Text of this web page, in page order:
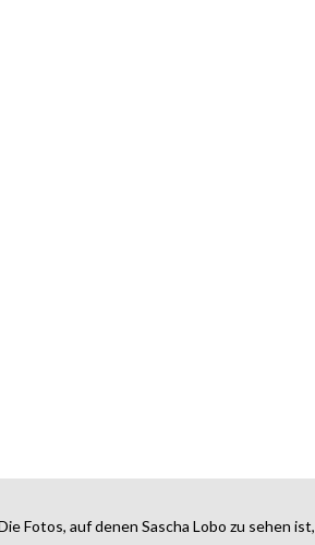
Fotos, auf denen Sascha Lobo zu sehen ist,